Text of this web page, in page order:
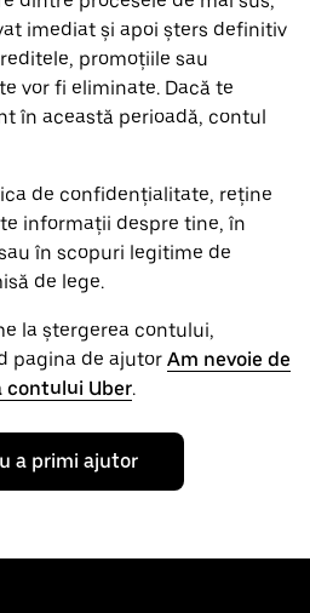
imediat și apoi șters definitiv
promoțiile sau
vor fi eliminate. Dacă te
în această perioadă, contul
de confidențialitate, reține
informații despre tine, în
în scopuri legitime de
de lege.
la ștergerea contului,
pagina de ajutor Am nevoie de
contului Uber.
a primi ajutor